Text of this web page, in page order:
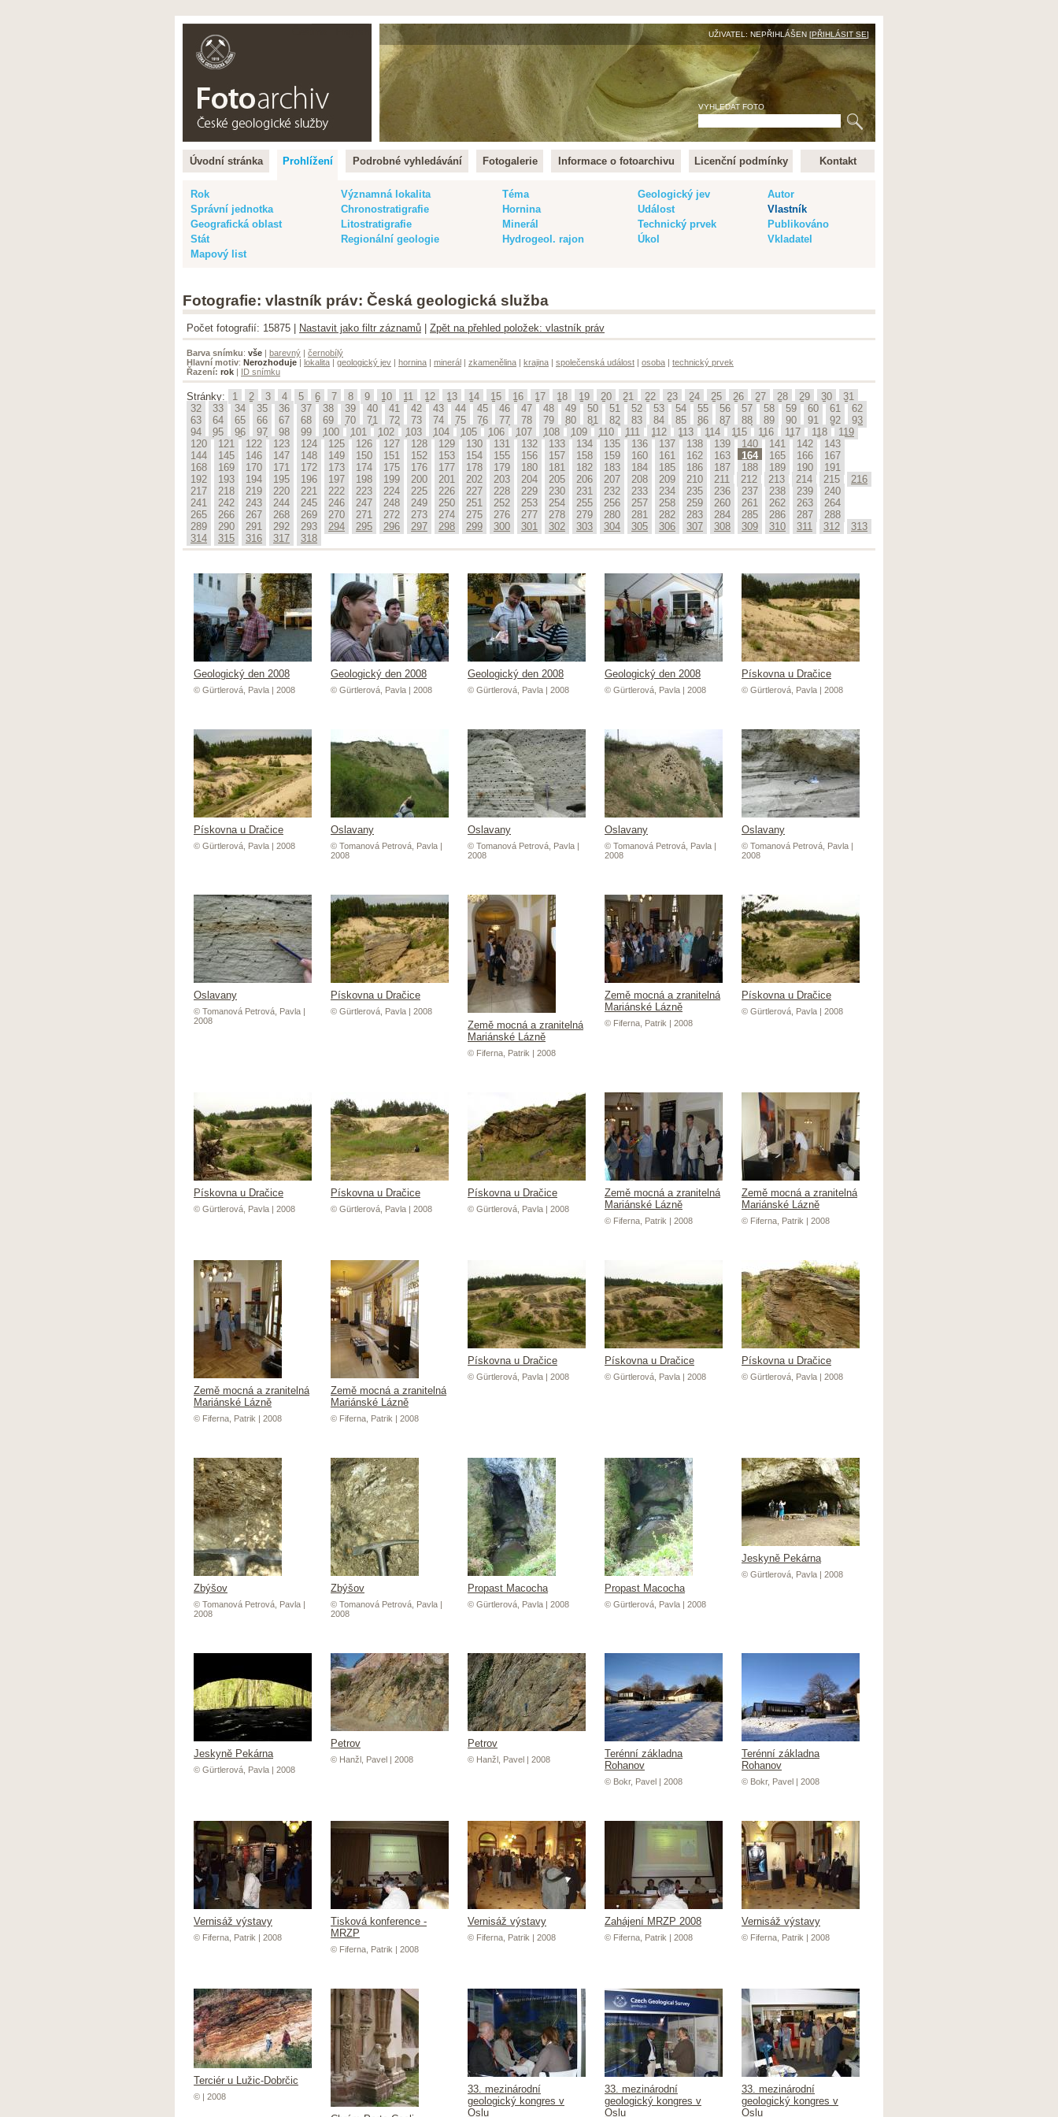
UŽIVATEL: NEPŘIHLÁŠEN [PŘIHLÁSIT SE]
VYHLEDAT FOTO
Úvodní stránka Prohlížení Podrobné vyhledávání Fotogalerie Informace o fotoarchivu Licenční podmínky Kontakt
Rok Významná lokalita Téma Geologický jev
Autor
Správní jednotka
Chronostratigrafie Hornina Událost
Vlastník
Geografická oblast
Litostratigrafie Minerál Technický prvek
Publikováno
Stát
Regionální geologie Hydrogeol. rajon Úkol
Vkladatel
Mapový list
Fotografie: vlastník práv: Česká geologická služba
Počet fotografií: 15875 | Nastavit jako filtr záznamů Zpět na přehled položek: vlastník práv
Barva snímku: vše | barevný | černobílý
Hlavní motiv: Nerozhoduje | lokalita | geologický jev | hornina | minerál | zkamenělina | krajina | společenská událost | osoba | technický prvek
Řazení: rok | ID snímku
Stránky: 1 2 3 4 5 6 7 8 9 10 11 12 13 14 15 16 17 18 19 20 21 22 23 24 25 26 27 28 29 30
31
32
33 34 35 36 37 38 39 40 41 42 43 44 45 46 47 48 49 50 51 52 53 54 55 56 57 58 59 60 61
62
63
64 65 66 67 68 69 70 71 72 73 74 75 76 77 78 79 80 81 82 83 84 85 86 87 88 89 90 91 92
93
94
95 96 97 98 99 100 101 102 103 104 105 106 107 108 109 110 111 112 113 114 115 116 117 118
119
120
121 122 123 124 125 126 127 128 129 130 131 132 133 134 135 136 137 138 139 140 141 142
143
144
145 146 147 148 149 150 151 152 153 154 155 156 157 158 159 160 161 162 163 164 165 166
167
168
169 170 171 172 173 174 175 176 177 178 179 180 181 182 183 184 185 186 187 188 189 190
191
192
193 194 195 196 197 198 199 200 201 202 203 204 205 206 207 208 209 210 211 212 213 214 215
216
217
218 219 220 221 222 223 224 225 226 227 228 229 230 231 232 233 234 235 236 237 238 239
240
241
242 243 244 245 246 247 248 249 250 251 252 253 254 255 256 257 258 259 260 261 262 263
264
265
266 267 268 269 270 271 272 273 274 275 276 277 278 279 280 281 282 283 284 285 286 287
288
289
290 291 292 293 294 295 296 297 298 299 300 301 302 303 304 305 306 307 308 309 310 311 312
313
314
315 316 317 318
Geologický den 2008
© Gürtlerová, Pavla | 2008
Geologický den 2008
© Gürtlerová, Pavla | 2008
Geologický den 2008
© Gürtlerová, Pavla | 2008
Geologický den 2008
© Gürtlerová, Pavla | 2008
Pískovna u Dračice
© Gürtlerová, Pavla | 2008
Pískovna u Dračice
© Gürtlerová, Pavla | 2008
Oslavany
© Tomanová Petrová, Pavla |
2008
Oslavany
© Tomanová Petrová, Pavla |
2008
Oslavany
© Tomanová Petrová, Pavla |
2008
Oslavany
© Tomanová Petrová, Pavla |
2008
Oslavany
© Tomanová Petrová, Pavla |
2008
Pískovna u Dračice
© Gürtlerová, Pavla | 2008
Země mocná a zranitelná
Mariánské Lázně
© Fiferna, Patrik | 2008
Země mocná a zranitelná
Mariánské Lázně
© Fiferna, Patrik | 2008
Pískovna u Dračice
© Gürtlerová, Pavla | 2008
Pískovna u Dračice
© Gürtlerová, Pavla | 2008
Pískovna u Dračice
© Gürtlerová, Pavla | 2008
Pískovna u Dračice
© Gürtlerová, Pavla | 2008
Země mocná a zranitelná
Mariánské Lázně
© Fiferna, Patrik | 2008
Země mocná a zranitelná
Mariánské Lázně
© Fiferna, Patrik | 2008
Země mocná a zranitelná
Mariánské Lázně
© Fiferna, Patrik | 2008
Země mocná a zranitelná
Mariánské Lázně
© Fiferna, Patrik | 2008
Pískovna u Dračice
© Gürtlerová, Pavla | 2008
Pískovna u Dračice
© Gürtlerová, Pavla | 2008
Pískovna u Dračice
© Gürtlerová, Pavla | 2008
Zbýšov
© Tomanová Petrová, Pavla |
2008
Zbýšov
© Tomanová Petrová, Pavla |
2008
Propast Macocha
© Gürtlerová, Pavla | 2008
Propast Macocha
© Gürtlerová, Pavla | 2008
Jeskyně Pekárna
© Gürtlerová, Pavla | 2008
Jeskyně Pekárna
© Gürtlerová, Pavla | 2008
Petrov
© Hanžl, Pavel | 2008
Petrov
© Hanžl, Pavel | 2008
Terénní základna
Rohanov
© Bokr, Pavel | 2008
Terénní základna
Rohanov
© Bokr, Pavel | 2008
Vernisáž výstavy
© Fiferna, Patrik | 2008
Tisková konference -
MRZP
© Fiferna, Patrik | 2008
Vernisáž výstavy
© Fiferna, Patrik | 2008
Zahájení MRZP 2008
© Fiferna, Patrik | 2008
Vernisáž výstavy
© Fiferna, Patrik | 2008
Terciér u Lužic-Dobrčic
© | 2008
33. mezinárodní
geologický kongres v
Oslu
33. mezinárodní
geologický kongres v
Oslu
33. mezinárodní
geologický kongres v
Oslu